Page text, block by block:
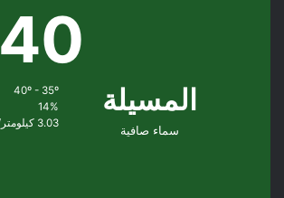
المسيلة
سماء صافية
40
14%
3.03 كيلومتر/ساعة